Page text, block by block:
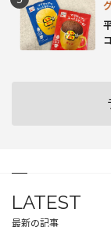
LATEST
最新の記事